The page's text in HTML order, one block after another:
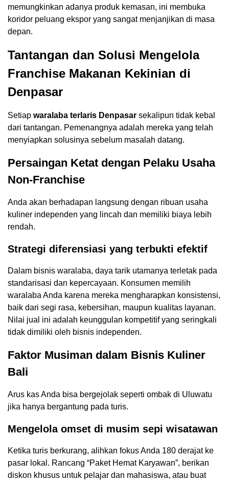
memungkinkan adanya produk kemasan, ini membuka
koridor peluang ekspor yang sangat menjanjikan di masa
depan.
Tantangan dan Solusi Mengelola
Franchise Makanan Kekinian di
Denpasar
Setiap waralaba terlaris Denpasar sekalipun tidak kebal
dari tantangan. Pemenangnya adalah mereka yang telah
menyiapkan solusinya sebelum masalah datang.
Persaingan Ketat dengan Pelaku Usaha
Non-Franchise
Anda akan berhadapan langsung dengan ribuan usaha
kuliner independen yang lincah dan memiliki biaya lebih
rendah.
Strategi diferensiasi yang terbukti efektif
Dalam bisnis waralaba, daya tarik utamanya terletak pada
standarisasi dan kepercayaan. Konsumen memilih
waralaba Anda karena mereka mengharapkan konsistensi,
baik dari segi rasa, kebersihan, maupun kualitas layanan.
Nilai jual ini adalah keunggulan kompetitif yang seringkali
tidak dimiliki oleh bisnis independen.
Faktor Musiman dalam Bisnis Kuliner
Bali
Arus kas Anda bisa bergejolak seperti ombak di Uluwatu
jika hanya bergantung pada turis.
Mengelola omset di musim sepi wisatawan
Ketika turis berkurang, alihkan fokus Anda 180 derajat ke
pasar lokal. Rancang “Paket Hemat Karyawan”, berikan
diskon khusus untuk pelajar dan mahasiswa, atau buat